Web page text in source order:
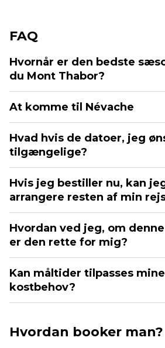
FAQ
Hvornår er den bedste
du Mont Thabor?
At komme til Névache
Hvad hvis de datoer, jeg
tilgængelige?
Hvis jeg bestiller nu, kan
arrangere resten af min
Hvordan ved jeg, om
er den rette for mig?
Kan måltider tilpasses mine
kostbehov?
Hvordan booker man?